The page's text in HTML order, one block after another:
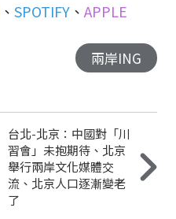
、 SPOTIFY、 APPLE
兩岸ING
台北-北京：中國對「川
習會」未抱期待、北京
舉行兩岸文化媒體交
流、北京人口逐漸變老
了